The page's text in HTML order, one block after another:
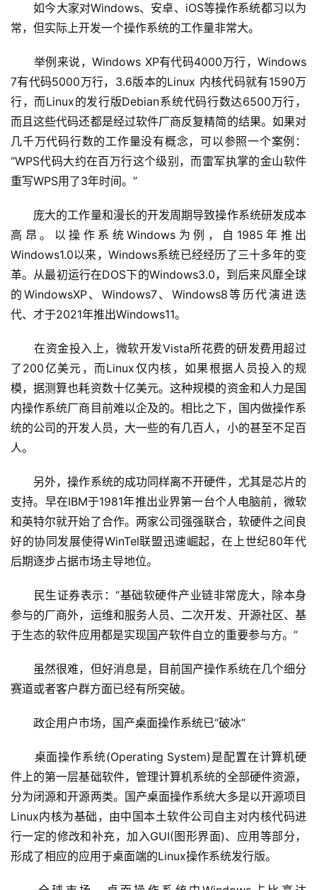
如今大家对Windows、安卓、iOS等操作系统都习以为
常，但实际上开发一个操作系统的工作量非常大。
举例来说，Windows XP有代码4000万行，Windows
7有代码5000万行，3.6版本的Linux 内核代码就有1590万
行，而Linux的发行版Debian系统代码行数达6500万行，
而且这些代码还都是经过软件厂商反复精简的结果。如果对
几千万代码行数的工作量没有概念，可以参照一个案例：
“WPS代码大约在百万行这个级别，而雷军执掌的金山软件
重写WPS用了3年时间。”
庞大的工作量和漫长的开发周期导致操作系统研发成本
高昂。以操作系统Windows为例，自1985年推出
Windows1.0以来，Windows系统已经经历了三十多年的变
革。从最初运行在DOS下的Windows3.0，到后来风靡全球
的WindowsXP、Windows7、Windows8等历代演进迭
代、才于2021年推出Windows11。
在资金投入上，微软开发Vista所花费的研发费用超过
了200亿美元，而Linux仅内核，如果根据人员投入的规
模，据测算也耗资数十亿美元。这种规模的资金和人力是国
内操作系统厂商目前难以企及的。相比之下，国内做操作系
统的公司的开发人员，大一些的有几百人，小的甚至不足百
人。
另外，操作系统的成功同样离不开硬件，尤其是芯片的
支持。早在IBM于1981年推出业界第一台个人电脑前，微软
和英特尔就开始了合作。两家公司强强联合，软硬件之间良
好的协同发展使得WinTel联盟迅速崛起，在上世纪80年代
后期逐步占据市场主导地位。
民生证券表示：“基础软硬件产业链非常庞大，除本身
参与的厂商外，运维和服务人员、二次开发、开源社区、基
于生态的软件应用都是实现国产软件自立的重要参与方。”
虽然很难，但好消息是，目前国产操作系统在几个细分
赛道或者客户群方面已经有所突破。
政企用户市场，国产桌面操作系统已“破冰”
桌面操作系统(Operating System)是配置在计算机硬
件上的第一层基础软件，管理计算机系统的全部硬件资源，
分为闭源和开源两类。国产桌面操作系统大多是以开源项目
Linux内核为基础，由中国本土软件公司自主对内核代码进
行一定的修改和补充，加入GUI(图形界面)、应用等部分，
形成了相应的应用于桌面端的Linux操作系统发行版。